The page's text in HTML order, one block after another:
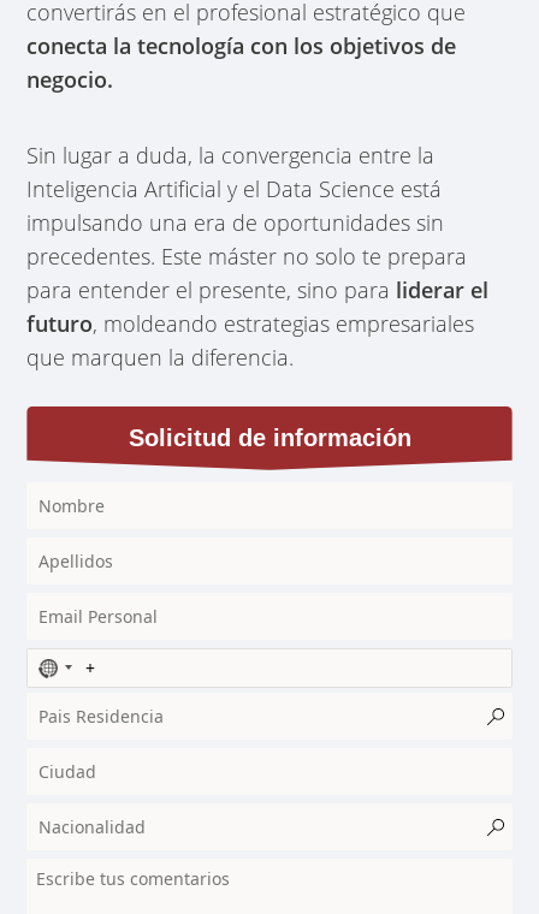
convertirás en el profesional estratégico que
conecta la tecnología con los objetivos de
negocio.
Sin lugar a duda, la convergencia entre la
Inteligencia Artificial y el Data Science está
impulsando una era de oportunidades sin
precedentes. Este máster no solo te prepara
para entender el presente, sino para liderar el
futuro, moldeando estrategias empresariales
que marquen la diferencia.
Solicitud de información
N
o
c
u
t
y